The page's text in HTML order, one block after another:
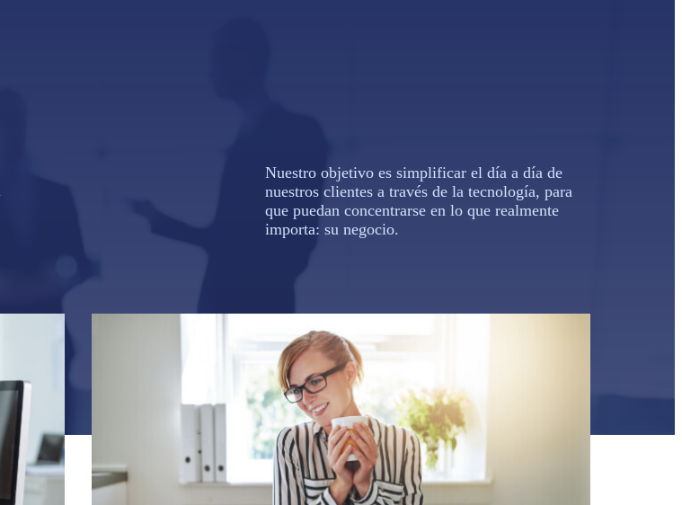
Nuestroobjetivoessimplificarel día a día de
nuestrosclientesa travésdela tecnología, para
quepuedan concentrarseen loquerealmente
importa: su negocio.